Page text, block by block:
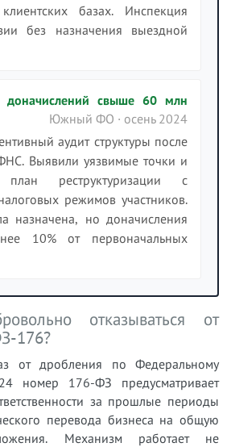
базах. Инспекция
без назначения выездной
доначислений свыше 60 млн
Южный ФО · осень 2024
аудит структуры после
Выявили уязвимые точки и
план реструктуризации с
режимов участников.
назначена, но доначисления
10% от первоначальных
отказываться от
176?
от дробления по Федеральному
номер 176-ФЗ предусматривает
за прошлые периоды
перевода бизнеса на общую
Механизм работает не